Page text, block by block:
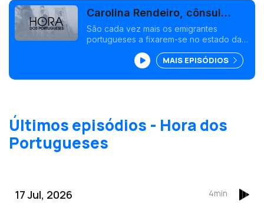
Carolina Rendeiro, cônsul
honorária em Miami
São cada vez mais os emigrantes
portugueses a fixarem-se no estado da
necessidade premente de mais serviços
consulares na região.
MAIS EPISÓDIOS
Últimos episódios - Hora dos
Portugueses
17 Jul, 2026
4min